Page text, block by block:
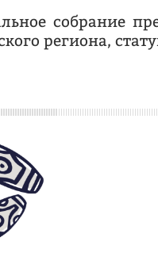
собрание
региона,